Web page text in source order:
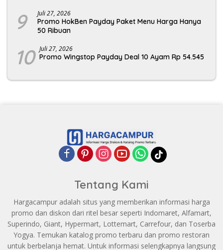
9 Juli 27, 2026
Promo HokBen Payday Paket Menu Harga Hanya
50 Ribuan
10 Juli 27, 2026
Promo Wingstop Payday Deal 10 Ayam Rp 54.545
Tentang Kami
Hargacampur adalah situs yang memberikan informasi harga
promo dan diskon dari ritel besar seperti Indomaret, Alfamart,
Superindo, Giant, Hypermart, Lottemart, Carrefour, dan Toserba
Yogya. Temukan katalog promo terbaru dan promo restoran
untuk berbelanja hemat. Untuk informasi selengkapnya langsung